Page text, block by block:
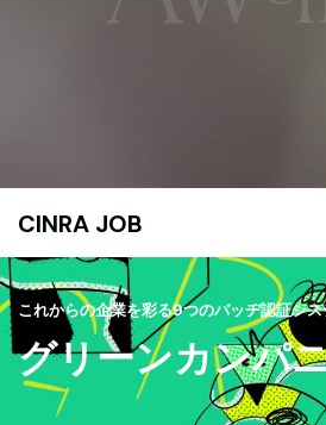
CINRA JOB
これからの企業を彩る9つのバッヂ認証シス
グリーンカンパ